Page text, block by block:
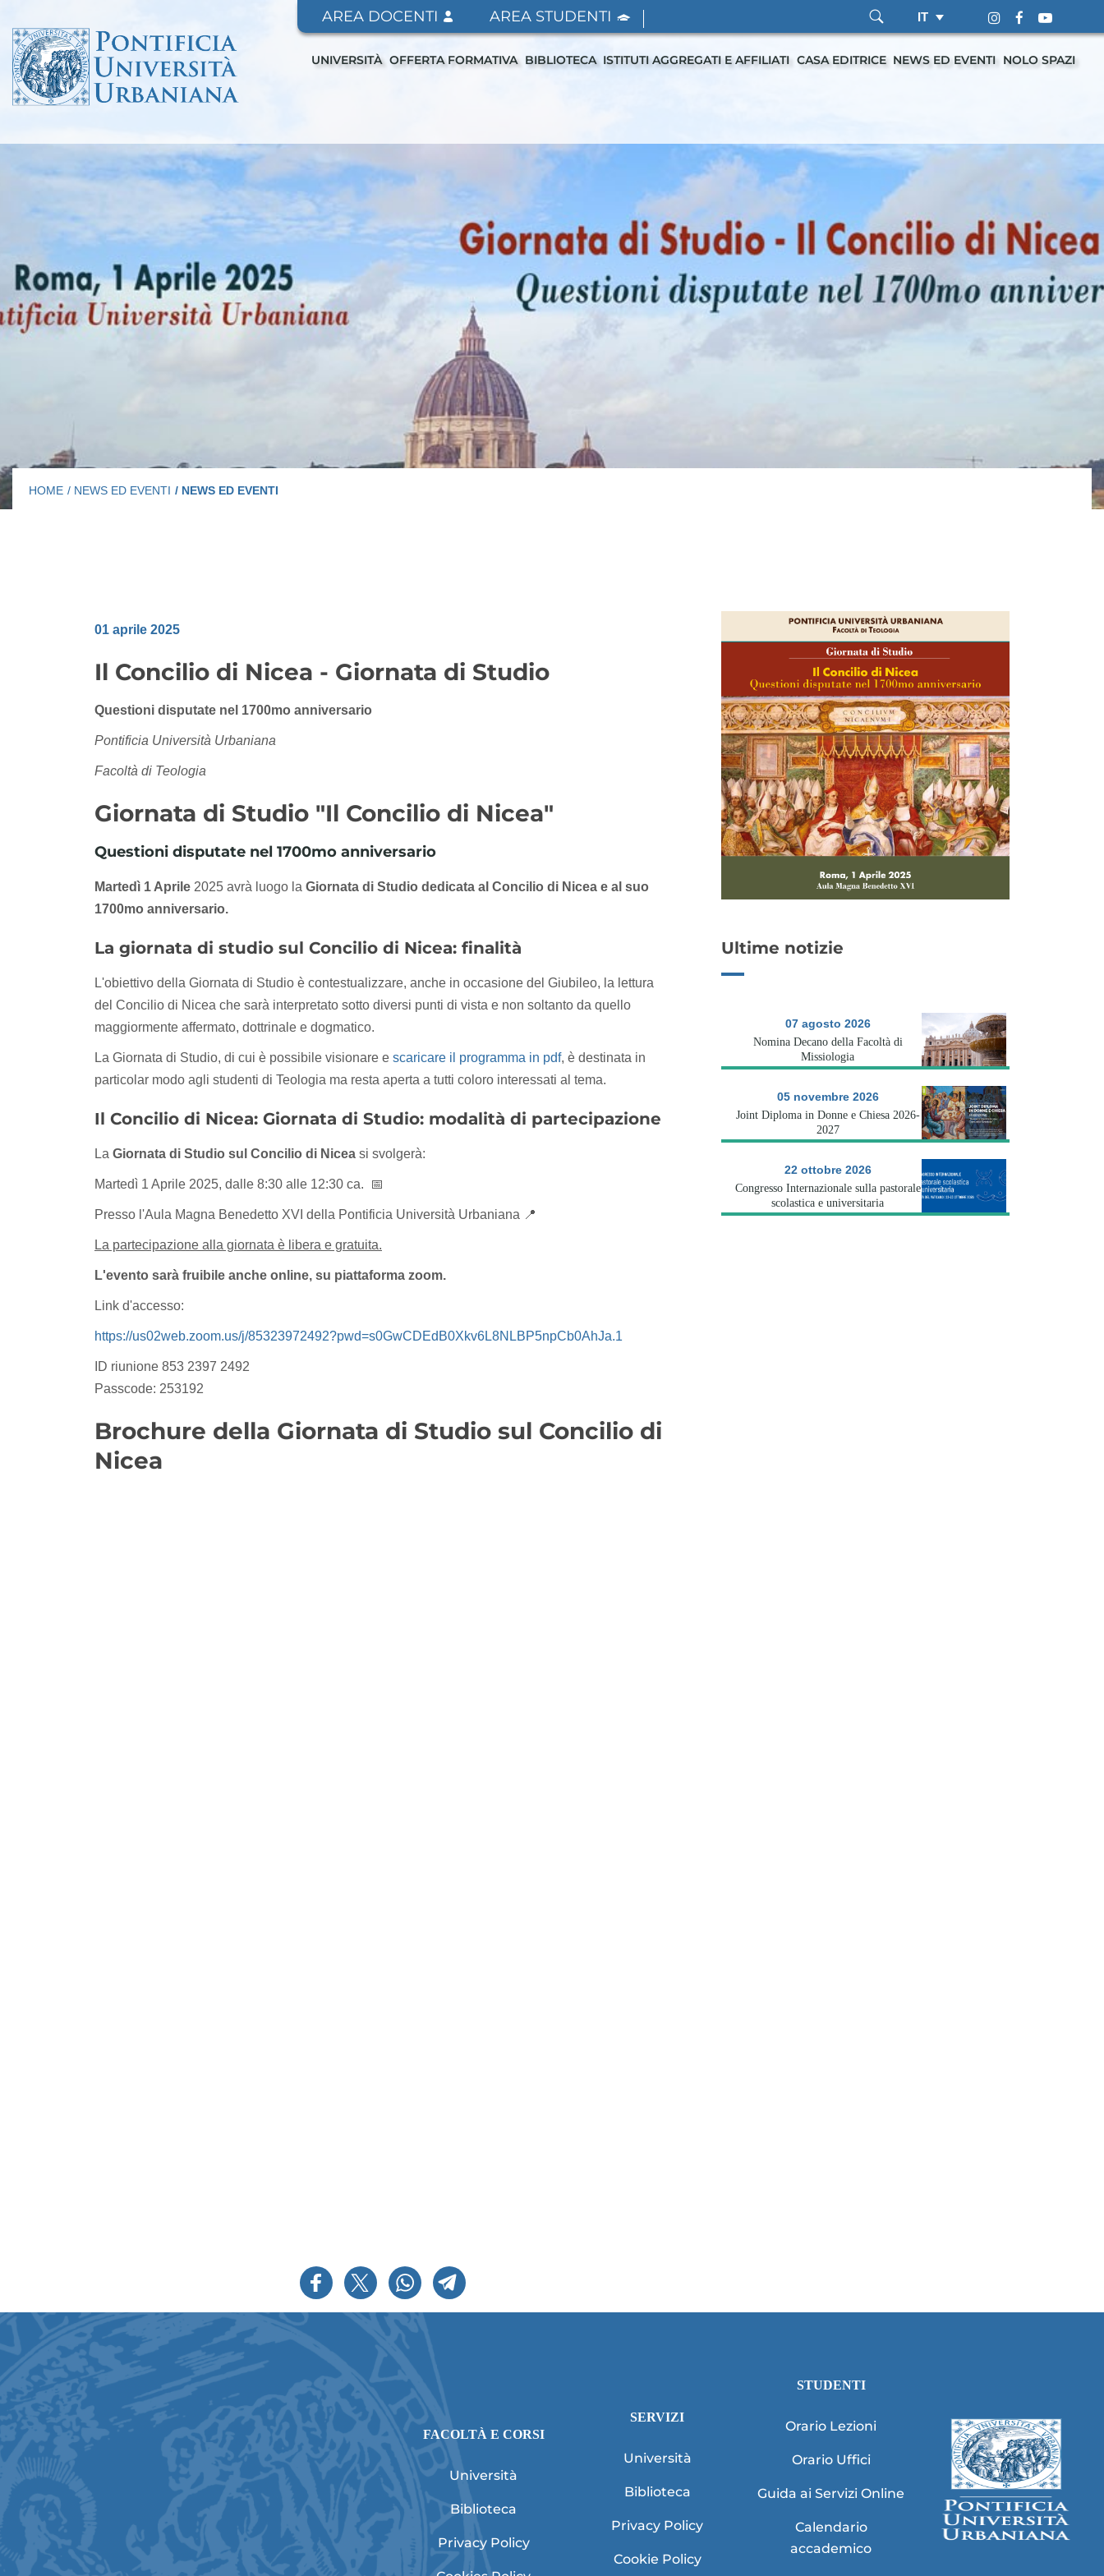
AREA DOCENTI AREA STUDENTI IT
UNIVERSITÀ OFFERTA FORMATIVA BIBLIOTECA ISTITUTI AGGREGATI E AFFILIATI CASA EDITRICE NEWS ED EVENTI NOLO SPAZI
HOME / NEWS ED EVENTI / NEWS ED EVENTI
01 aprile 2025
Il Concilio di Nicea - Giornata di Studio
Questioni disputate nel 1700mo anniversario
Pontificia Università Urbaniana
Facoltà di Teologia
Giornata di Studio "Il Concilio di Nicea"
Questioni disputate nel 1700mo anniversario
Martedì 1 Aprile 2025 avrà luogo la Giornata di Studio dedicata al Concilio di Nicea e al suo
1700mo anniversario.
La giornata di studio sul Concilio di Nicea: finalità
L'obiettivo della Giornata di Studio è contestualizzare, anche in occasione del Giubileo, la lettura
del Concilio di Nicea che sarà interpretato sotto diversi punti di vista e non soltanto da quello
maggiormente affermato, dottrinale e dogmatico.
La Giornata di Studio, di cui è possibile visionare e scaricare il programma in pdf, è destinata in
particolar modo agli studenti di Teologia ma resta aperta a tutti coloro interessati al tema.
Il Concilio di Nicea: Giornata di Studio: modalità di partecipazione
La Giornata di Studio sul Concilio di Nicea si svolgerà:
Martedì 1 Aprile 2025, dalle 8:30 alle 12:30 ca. 📅
Presso l'Aula Magna Benedetto XVI della Pontificia Università Urbaniana 📍
La partecipazione alla giornata è libera e gratuita.
L'evento sarà fruibile anche online, su piattaforma zoom.
Link d'accesso:
https://us02web.zoom.us/j/85323972492?pwd=s0GwCDEdB0Xkv6L8NLBP5npCb0AhJa.1
ID riunione 853 2397 2492
Passcode: 253192
Brochure della Giornata di Studio sul Concilio di
Nicea
Ultime notizie
07 agosto 2026
Nomina Decano della Facoltà di
Missiologia
05 novembre 2026
Joint Diploma in Donne e Chiesa 2026-
2027
22 ottobre 2026
Congresso Internazionale sulla pastorale
scolastica e universitaria
FACOLTÀ E CORSI
Università
Biblioteca
Privacy Policy
SERVIZI
Università
Biblioteca
Privacy Policy
Cookie Policy
STUDENTI
Orario Lezioni
Orario Uffici
Guida ai Servizi Online
Calendario
accademico